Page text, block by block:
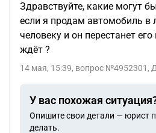
т. п.)? Стоит ли рассматривать процедуру
банкротства физического
решения проблемы? Каковы
последствия такого шага? Прилагаю: Скриншоты
из мобильного банка с
исполнительных
даты возбуждения). Копии постановлений
приставов (если имеются). Иные релевантные
Здравствуйте, какие могут
если я продам автомобиль в
человеку и он перестанет
ждёт ?
14 мая, 15:39, вопрос №4952301,
У вас похожая
Опишите свои детали — юрист
делать.